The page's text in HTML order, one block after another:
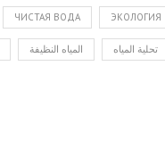
ЧИСТАЯ ВОДА ЭКОЛОГИЯ
المياه النظيفة تحلية المياه